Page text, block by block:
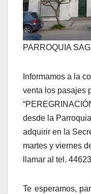
PARROQUIA
Informamos a la
venta los pasajes
desde la
adquirir en la
martes y viernes
llamar al tel.
Te esperamos,